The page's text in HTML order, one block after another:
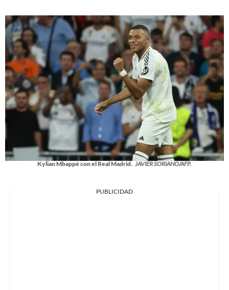
Kylian Mbappé con el Real Madrid. JAVIER SORIANO/AFP.
PUBLICIDAD